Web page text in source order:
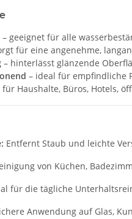
– geeignet für alle
für eine angenehme,
– hinterlässt glänzende
– ideal für empfindliche
für Haushalte, Büros, Hotels,
Entfernt Staub und leichte
von Küchen,
für die tägliche
Anwendung auf Glas,